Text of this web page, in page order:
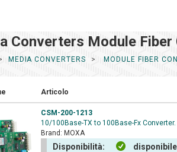
Converters Module
MEDIA CONVERTERS MODULE FIBER
Articolo
CSM-200-1213
10/100Base-TX to 100Base-Fx
Brand: MOXA
Disponibilità: